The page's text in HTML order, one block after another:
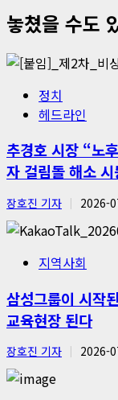
놓쳤을 수도
정치
헤드라인
추경호 시장 “노
자 걸림돌 해소 시
장호진 기자 2026-
지역사회
삼성그룹이 시작
교육현장 된다
장호진 기자 2026-